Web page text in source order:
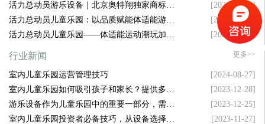
活力总动员游乐设备｜北京奥特翔独家商标坐
镇，拿捏游乐圈流量密码
[2026-01-13]
活力总动员儿童乐园：以品质赋能体适能游乐
新升级
[2026-01-10]
活力总动员儿童乐园——体适能运动潮玩加盟
[2026-01-06]
行业新闻 更多>>
室内儿童乐园运营管理技巧
[2024-08-27]
室内儿童乐园如何吸引孩子和家长？提供多样
化设施是关键！
[2023-12-28]
游乐设备作为儿童乐园中的重要一部分，需要
具备哪些特点才能吸引孩子的注意力呢？
[2023-12-25]
室内儿童乐园投资者必备技巧，从设备选择到
[2023-11-27]